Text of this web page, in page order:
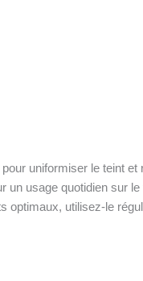
uniformiser le teint
un usage quotidien sur
optimaux, utilisez-le